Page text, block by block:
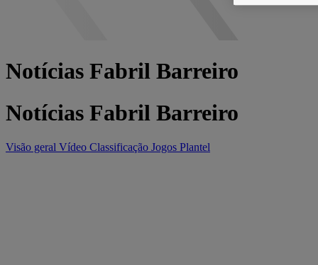
Notícias Fabril Barreiro
Notícias Fabril Barreiro
Visão geral Vídeo Classificação Jogos Plantel